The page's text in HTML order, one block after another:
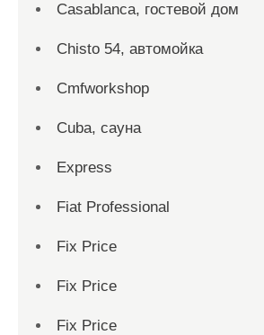
Casablanca, гостевой дом
Chisto 54, автомойка
Cmfworkshop
Cuba, сауна
Express
Fiat Professional
Fix Price
Fix Price
Fix Price